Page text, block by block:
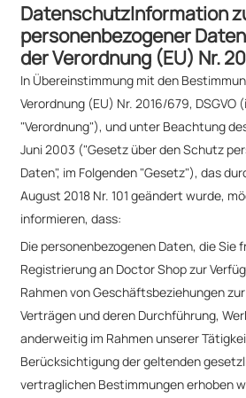
DatenschutzInformation
personenbezogener
der Verordnung (EU) Nr.
In Übereinstimmung mit den
Verordnung (EU) Nr. 2016/679, DSGVO
"Verordnung"), und unter Beachtung
Juni 2003 ("Gesetz über den Schutz
Daten", im Folgenden "Gesetz"), das
August 2018 Nr. 101 geändert wurde,
informieren, dass:
Die personenbezogenen Daten, die Sie
Registrierung an Doctor Shop zur
Rahmen von Geschäftsbeziehungen
Verträgen und deren Durchführung,
anderweitig im Rahmen unserer
Berücksichtigung der geltenden
vertraglichen Bestimmungen erhoben